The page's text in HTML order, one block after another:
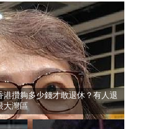
港攢夠多少錢才敢退休？有人退
大灣區